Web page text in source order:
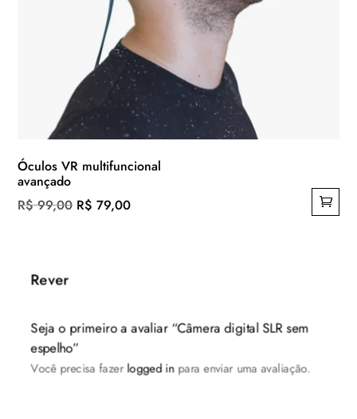
Óculos VR multifuncional
avançado
R$99,00 O
R$ 79,00O
Rever
Seja o primeiro a avaliar “Câmera digital SLR sem
espelho”
Você precisa fazerlogged inpara enviar uma avaliação.